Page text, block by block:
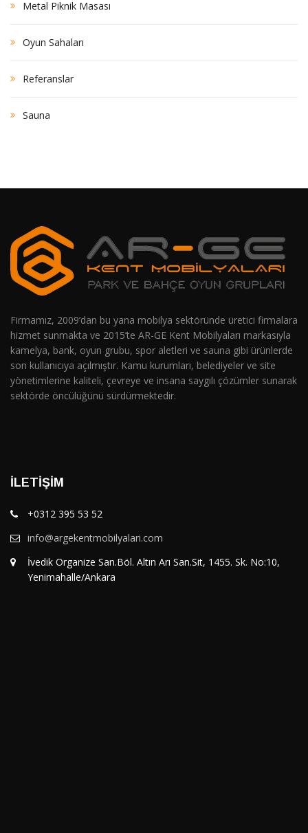
Metal Piknik Masası
Oyun Sahaları
Referanslar
Sauna
Firmamız, 2009’dan bu yana mobilya sektöründe üretici firmalara
hizmet sunmakta ve 2015’te AR-GE Kent Mobilyaları markasıyla
kamelya, bank, oyun grubu, spor aletleri ve sauna gibi ürünlerde
son kullanıcıya açılmıştır. Kamu kurumları, belediyeler ve site
yönetimlerine kaliteli, çevreye ve insana saygılı çözümler sunarak
sektörde öncülüğünü sürdürmektedir.
İLETIŞIM
+0312 395 53 52
info@argekentmobilyalari.com
İvedik Organize San.Böl. Altın Arı San.Sit, 1455. Sk. No:10,
Yenimahalle/Ankara